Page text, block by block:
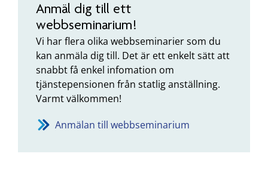
Anmäl dig till ett
webbseminarium!
Vi har flera olika webbseminarier som du
kan anmäla dig till. Det är ett enkelt sätt att
snabbt få enkel infomation om
tjänstepensionen från statlig anställning.
Varmt välkommen!
Anmälan till webbseminarium